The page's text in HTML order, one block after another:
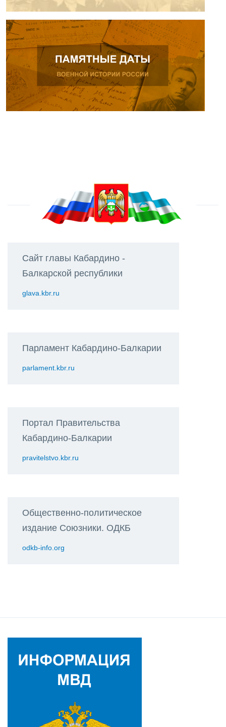
Сайт главы Кабардино -
Балкарской республики
glava.kbr.ru
Парламент Кабардино-Балкарии
parlament.kbr.ru
Портал Правительства
Кабардино-Балкарии
pravitelstvo.kbr.ru
Общественно-политическое
издание Союзники. ОДКБ
odkb-info.org